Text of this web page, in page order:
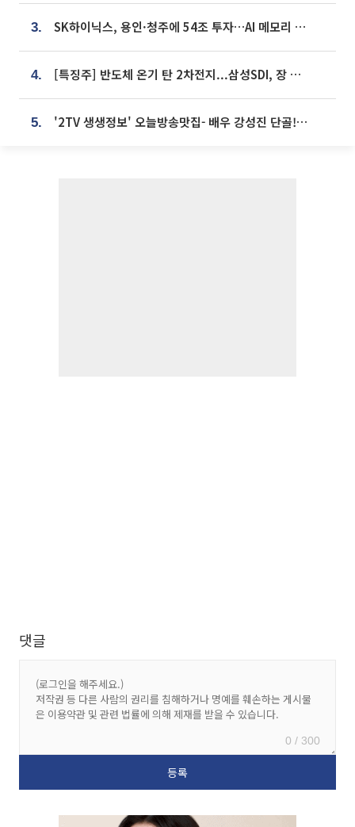
3. SK하이닉스, 용인·청주에 54조 투자…AI 메모리 생산기지 키운다
4. [특징주] 반도체 온기 탄 2차전지...삼성SDI, 장 초반 7% 넘게 껑충
5. '2TV 생생정보' 오늘방송맛집- 배우 강성진 단골! 쌀국수ㆍ푸팟퐁 커리 맛집 '블○○○'
댓글
0 / 300